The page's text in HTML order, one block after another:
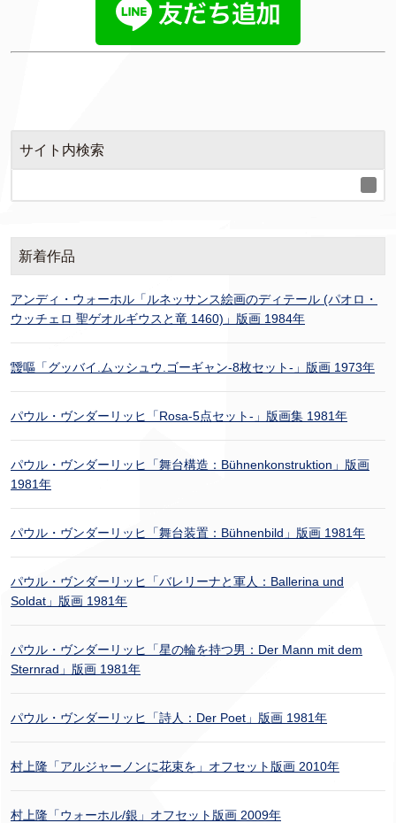
サイト内検索
新着作品
アンディ・ウォーホル「ルネッサンス絵画のディテール (パオロ・
ウッチェロ 聖ゲオルギウスと竜 1460)」版画 1984年
靉嘔「グッバイ.ムッシュウ.ゴーギャン-8枚セット-」版画 1973年
パウル・ヴンダーリッヒ「Rosa-5点セット-」版画集 1981年
パウル・ヴンダーリッヒ「舞台構造：Bühnenkonstruktion」版画
1981年
パウル・ヴンダーリッヒ「舞台装置：Bühnenbild」版画 1981年
パウル・ヴンダーリッヒ「バレリーナと軍人：Ballerina und
Soldat」版画 1981年
パウル・ヴンダーリッヒ「星の輪を持つ男：Der Mann mit dem
Sternrad」版画 1981年
パウル・ヴンダーリッヒ「詩人：Der Poet」版画 1981年
村上隆「アルジャーノンに花束を」オフセット版画 2010年
村上隆「ウォーホル/銀」オフセット版画 2009年